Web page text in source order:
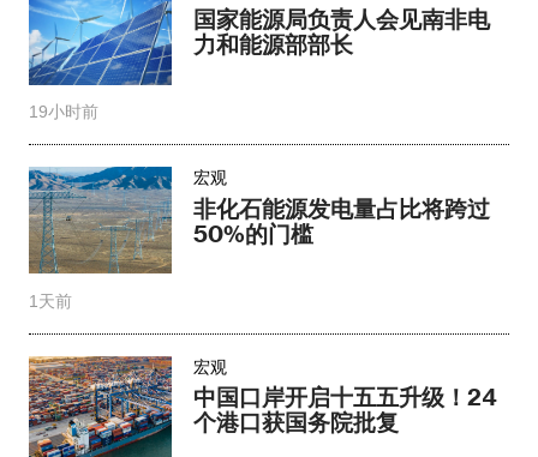
国家能源局负责人会见南非电
力和能源部部长
19小时前
宏观
非化石能源发电量占比将跨过
50%的门槛
1天前
宏观
中国口岸开启十五五升级！24
个港口获国务院批复